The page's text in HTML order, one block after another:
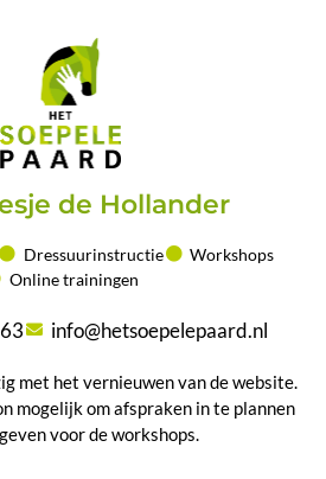
de Hollander
Dressuurinstructie
Workshops
Online trainingen
info@hetsoepelepaard.nl
met het vernieuwen van de website.
mogelijk om afspraken in te plannen
voor de workshops.